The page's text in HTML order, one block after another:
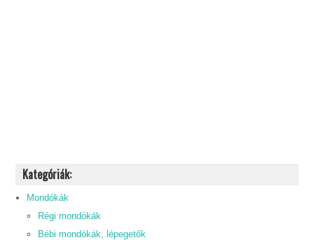
Kategóriák:
Mondókák
Régi mondókák
Bébi mondókák, lépegetők